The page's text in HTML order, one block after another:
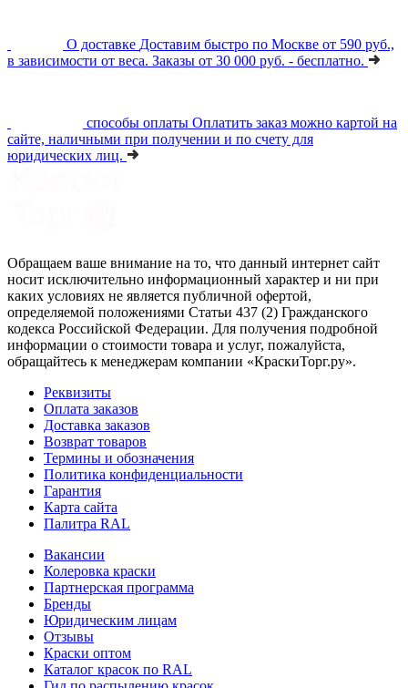
О доставке Доставим быстро по Москве от 590 руб.,
в зависимости от веса. Заказы от 30 000 руб. - бесплатно.
способы оплаты Оплатить заказ можно картой на
сайте, наличными при получении и по счету для
юридических лиц.
Обращаем ваше внимание на то, что данный интернет сайт
носит исключительно информационный характер и ни при
каких условиях не является публичной офертой,
определяемой положениями Статьи 437 (2) Гражданского
кодекса Российской Федерации. Для получения подробной
информации о стоимости товара и услуг, пожалуйста,
обращайтесь к менеджерам компании «КраскиТорг.ру».
Реквизиты
Оплата заказов
Доставка заказов
Возврат товаров
Термины и обозначения
Политика конфиденциальности
Гарантия
Карта сайта
Палитра RAL
Вакансии
Колеровка краски
Партнерская программа
Бренды
Юридическим лицам
Отзывы
Краски оптом
Каталог красок по RAL